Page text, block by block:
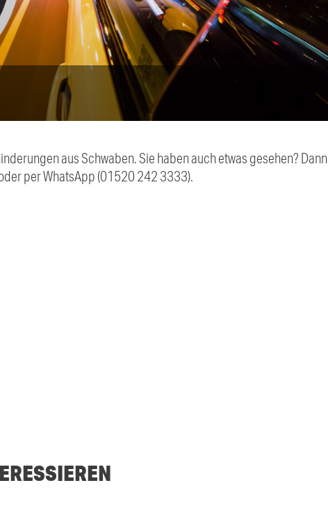
aus Schwaben. Sie haben auch etwas gesehen? Dann
per WhatsApp (01520 242 3333).